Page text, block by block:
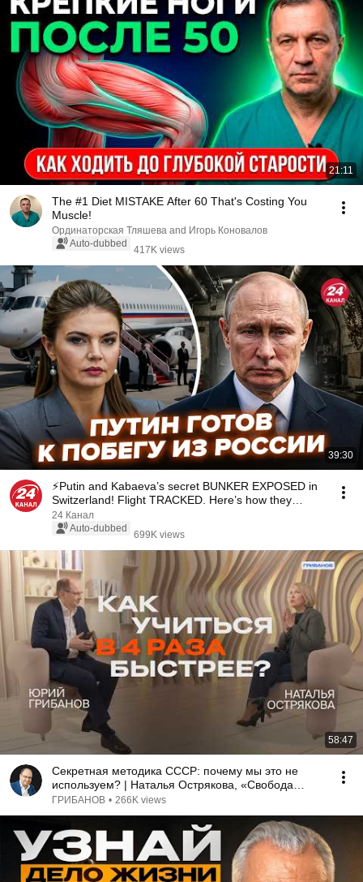
21:11
The #1 Diet MISTAKE After 60 That's Costing You
Muscle!
Ординаторская Тляшева and Игорь Коновалов
Auto-dubbed
417K views
39:30
⚡️Putin and Kabaeva’s secret BUNKER EXPOSED in
Switzerland! Flight TRACKED. Here’s how they
SHIEL...
24 Канал
Auto-dubbed
699K views
58:47
Секретная методика СССР: почему мы это не
используем? | Наталья Острякова, «Свобода
слова»
ГРИБАНОВ • 266K views